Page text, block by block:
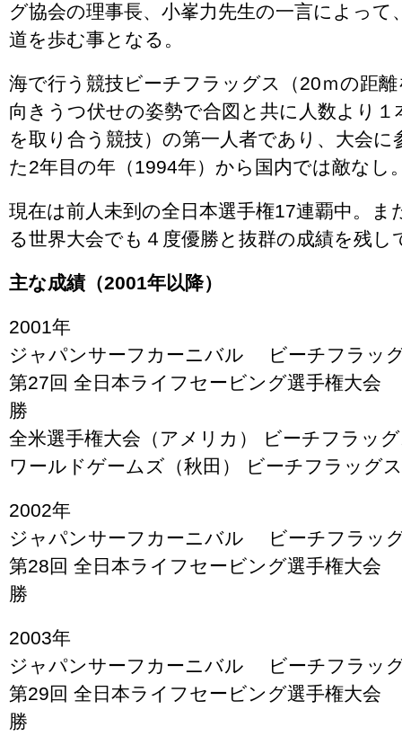
グ協会の理事長、小峯力先生の一言によって
道を歩む事となる。
海で行う競技ビーチフラッグス（20ｍの距
向きうつ伏せの姿勢で合図と共に人数より
を取り合う競技）の第一人者であり、大会
た2年目の年（1994年）から国内では敵なし
現在は前人未到の全日本選手権17連覇中。ま
る世界大会でも４度優勝と抜群の成績を残し
主な成績（2001年以降）
2001年
ジャパンサーフカーニバル ビーチフラッ
第27回 全日本ライフセービング選手権大
勝
全米選手権大会（アメリカ） ビーチフラッ
ワールドゲームズ（秋田） ビーチフラッグ
2002年
ジャパンサーフカーニバル ビーチフラッ
第28回 全日本ライフセービング選手権大
勝
2003年
ジャパンサーフカーニバル ビーチフラッ
第29回 全日本ライフセービング選手権大
勝